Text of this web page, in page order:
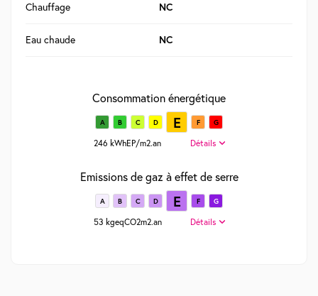
Chauffage NC
Eau chaude NC
Consommation énergétique
A B C D E F G
246 kWhEP/m2.an Détails
Emissions de gaz à effet de serre
A B C D E F G
53 kgeqCO2m2.an Détails